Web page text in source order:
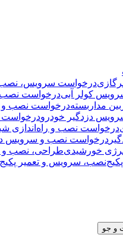
درخواست سرویس، نصب
درخواست نصب
درخواست نصب و
درخواست
درخواست نصب و راه‌اندازی
درخواست نصب و سرویس
طراحی، نصب و
نصب، سرویس و تعمیر پکیج
و جو